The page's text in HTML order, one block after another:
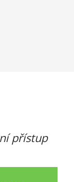
přístup